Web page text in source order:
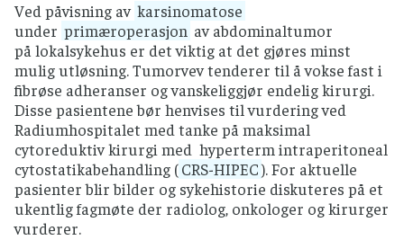
Ved påvisning av karsinomatose
under primæroperasjon av abdominaltumor
på lokalsykehus er det viktig at det gjøres minst
mulig utløsning. Tumorvev tenderer til å vokse fast i
fibrøse adheranser og vanskeliggjør endelig kirurgi.
Disse pasientene bør henvises til vurdering ved
Radiumhospitalet med tanke på maksimal
cytoreduktiv kirurgi med hyperterm intraperitoneal
cytostatikabehandling (CRS-HIPEC). For aktuelle
pasienter blir bilder og sykehistorie diskuteres på et
ukentlig fagmøte der radiolog, onkologer og kirurger
vurderer.